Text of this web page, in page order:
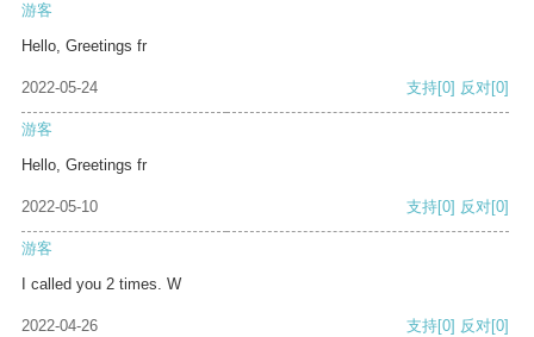
游客
Hello, Greetings fr
2022-05-24 支持[0] 反对[0]
游客
Hello, Greetings fr
2022-05-10 支持[0] 反对[0]
游客
I called you 2 times. W
2022-04-26 支持[0] 反对[0]